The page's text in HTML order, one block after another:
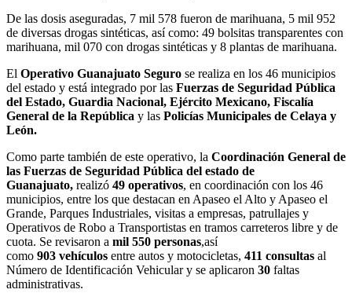
De las dosis aseguradas, 7 mil 578 fueron de marihuana, 5 mil 952
de diversas drogas sintéticas, así como: 49 bolsitas transparentes con
marihuana, mil 070 con drogas sintéticas y 8 plantas de marihuana.
El Operativo Guanajuato Seguro se realiza en los 46 municipios
del estado y está integrado por las Fuerzas de Seguridad Pública
del Estado, Guardia Nacional, Ejército Mexicano, Fiscalía
General de la República y las Policías Municipales de Celaya y
León.
Como parte también de este operativo, la Coordinación General de
las Fuerzas de Seguridad Pública del estado de
Guanajuato, realizó 49 operativos, en coordinación con los 46
municipios, entre los que destacan en Apaseo el Alto y Apaseo el
Grande, Parques Industriales, visitas a empresas, patrullajes y
Operativos de Robo a Transportistas en tramos carreteros libre y de
cuota. Se revisaron a mil 550 personas,así
como 903 vehículos entre autos y motocicletas, 411 consultas al
Número de Identificación Vehicular y se aplicaron 30 faltas
administrativas.